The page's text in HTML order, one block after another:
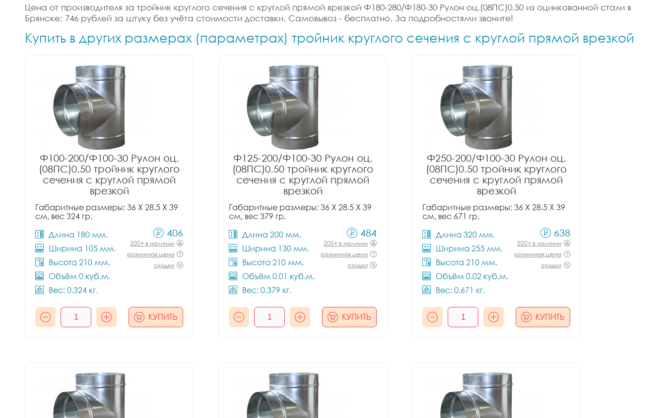
Цена от производителя за тройник круглого сечения с круглой прямой врезкой Ф180-280/Ф180-30 Рулон оц.(08ПС)0.50 из оцинкованной стали в
Брянске: 746 рублей за штуку без учёта стоимости доставки. Самовывоз - бесплатно. За подробностями звоните!
Купить в других размерах (параметрах) тройник круглого сечения с круглой прямой врезкой
Ф100-200/Ф100-30 Рулон оц.
(08ПС)0.50 тройник круглого
сечения с круглой прямой
врезкой
Габаритные размеры: 36 X 28.5 X 39
см, вес 324 гр.
Длина 180 мм.
Ширина 105 мм.
Высота 210 мм.
Объём 0 куб.м.
Вес: 0.324 кг.
406
200+ в наличии
розничная цена
скидки
КУПИТЬ
Ф125-200/Ф100-30 Рулон оц.
(08ПС)0.50 тройник круглого
сечения с круглой прямой
врезкой
Габаритные размеры: 36 X 28.5 X 39
см, вес 379 гр.
Длина 200 мм.
Ширина 130 мм.
Высота 210 мм.
Объём 0.01 куб.м.
Вес: 0.379 кг.
484
200+ в наличии
розничная цена
скидки
КУПИТЬ
Ф250-200/Ф100-30 Рулон оц.
(08ПС)0.50 тройник круглого
сечения с круглой прямой
врезкой
Габаритные размеры: 36 X 28.5 X 39
см, вес 671 гр.
Длина 320 мм.
Ширина 255 мм.
Высота 210 мм.
Объём 0.02 куб.м.
Вес: 0.671 кг.
638
200+ в наличии
розничная цена
скидки
КУПИТЬ